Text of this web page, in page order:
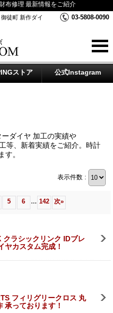
布修理 最新情報をご紹介
徒町 新作ダイ
03-5808-0090
ストア 公式Instagram
ダイヤ 加工の実績や
等、新着実績をご紹介。時計
す。
表示件数 :
5 6 ... 142 次»
クラシックリンク IDブレ
ヤカスタム完成！
フィリグリークロス 丸
承っております！